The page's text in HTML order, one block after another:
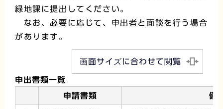
緑地課に提出してください。
なお、必要に応じて、申出者と面談を行う場合
があります。
画面サイズに合わせて閲覧
申出書類一覧
申請書類
備